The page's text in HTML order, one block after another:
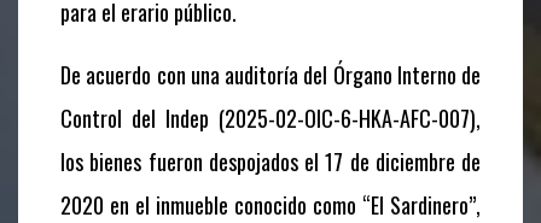
para el erario público.
De acuerdo con una auditoría del Órgano Interno de
Control del Indep (2025-02-OIC-6-HKA-AFC-007),
los bienes fueron despojados el 17 de diciembre de
2020 en el inmueble conocido como “El Sardinero”,